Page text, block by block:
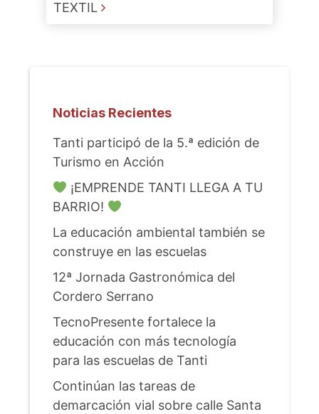
TEXTIL
Noticias Recientes
Tanti participó de la 5.ª edición de
Turismo en Acción
¡EMPRENDE TANTI LLEGA A TU
BARRIO!
La educación ambiental también se
construye en las escuelas
12ª Jornada Gastronómica del
Cordero Serrano
TecnoPresente fortalece la
educación con más tecnología
para las escuelas de Tanti
Continúan las tareas de
demarcación vial sobre calle Santa